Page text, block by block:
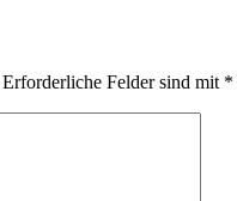
Erforderliche Felder sind mit *